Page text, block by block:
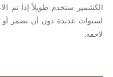
الكشمير ستخدم طويلاً إذا تم
لسنوات عديدة دون أن تضمر أو
لاحقة.